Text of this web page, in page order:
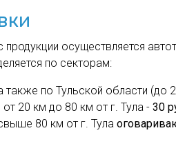
осуществляется
по секторам:
также по Тульской области (до
20 км до 80 км от г. Тула - 30
80 км от г. Тула